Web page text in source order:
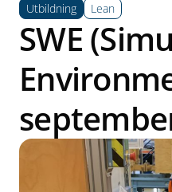
Utbildning Lean
SWE